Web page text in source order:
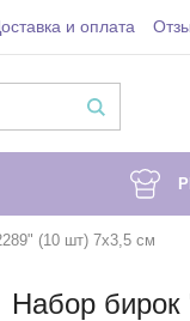
и оплата
(10 шт) 7х3,5 см
Набор